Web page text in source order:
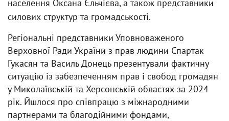
населення Оксана Єльчієва, а також представники
силових структур та громадськості.
Регіональні представники Уповноваженого
Верховної Ради України з прав людини Спартак
Гукасян та Василь Донець презентували фактичну
ситуацію із забезпеченням прав і свобод громадян
у Миколаївській та Херсонській областях за 2024
рік. Йшлося про співпрацю з міжнародними
партнерами та благодійними фондами,